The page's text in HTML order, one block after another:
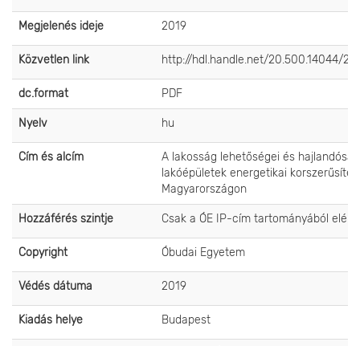
Megjelenés ideje 2019
Közvetlen link http://hdl.handle.net/20.500.14044/
dc.format PDF
Nyelv hu
Cím és alcím
A lakosság lehetőségei és
lakóépületek energetikai
Magyarországon
Hozzáférés szintje Csak a ÓE IP-cím tartományából
Copyright Óbudai Egyetem
Védés dátuma 2019
Kiadás helye Budapest